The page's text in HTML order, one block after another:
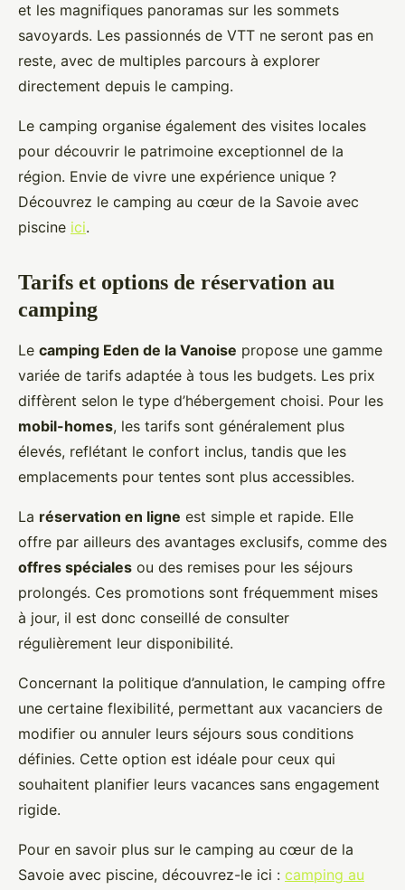
et les magnifiques panoramas sur les sommets
savoyards. Les passionnés de VTT ne seront pas en
reste, avec de multiples parcours à explorer
directement depuis le camping.
Le camping organise également des visites locales
pour découvrir le patrimoine exceptionnel de la
région. Envie de vivre une expérience unique ?
Découvrez le camping au cœur de la Savoie avec
piscine ici.
Tarifs et options de réservation au
camping
Le camping Eden de la Vanoise propose une gamme
variée de tarifs adaptée à tous les budgets. Les prix
diffèrent selon le type d’hébergement choisi. Pour les
mobil-homes, les tarifs sont généralement plus
élevés, reflétant le confort inclus, tandis que les
emplacements pour tentes sont plus accessibles.
La réservation en ligne est simple et rapide. Elle
offre par ailleurs des avantages exclusifs, comme des
offres spéciales ou des remises pour les séjours
prolongés. Ces promotions sont fréquemment mises
à jour, il est donc conseillé de consulter
régulièrement leur disponibilité.
Concernant la politique d’annulation, le camping offre
une certaine flexibilité, permettant aux vacanciers de
modifier ou annuler leurs séjours sous conditions
définies. Cette option est idéale pour ceux qui
souhaitent planifier leurs vacances sans engagement
rigide.
Pour en savoir plus sur le camping au cœur de la
Savoie avec piscine, découvrez-le ici : camping au